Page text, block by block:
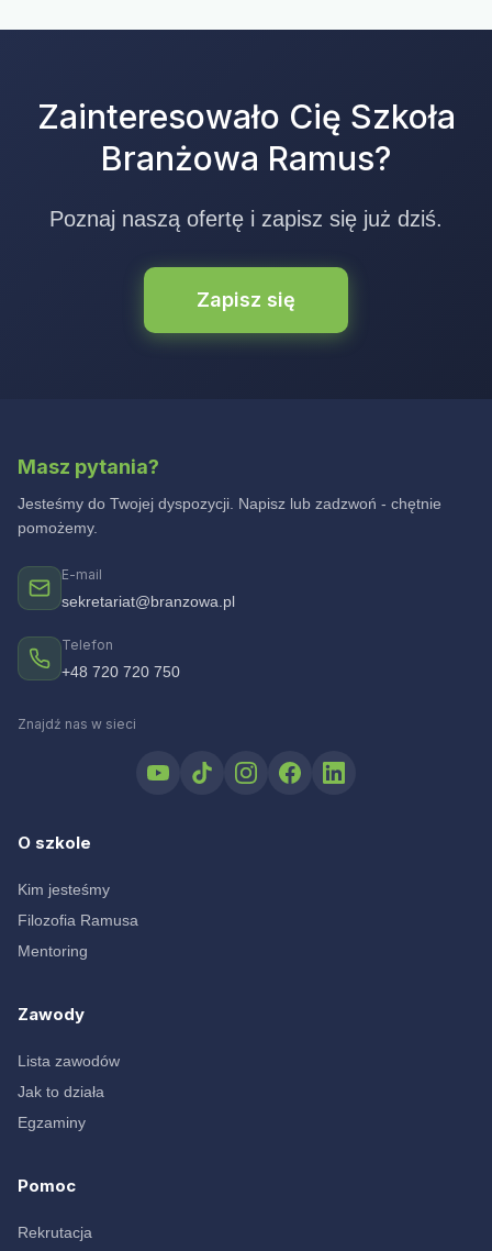
Zainteresowało Cię Szkoła
Branżowa Ramus?
Poznaj naszą ofertę i zapisz się już dziś.
Zapisz się
Masz pytania?
Jesteśmy do Twojej dyspozycji. Napisz lub zadzwoń - chętnie
pomożemy.
E-mail
sekretariat@branzowa.pl
Telefon
+48 720 720 750
Znajdź nas w sieci
O szkole
Kim jesteśmy
Filozofia Ramusa
Mentoring
Zawody
Lista zawodów
Jak to działa
Egzaminy
Pomoc
Rekrutacja